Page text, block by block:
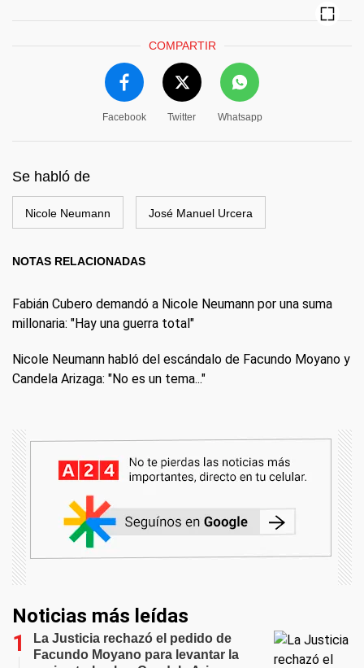
COMPARTIR
Facebook Twitter Whatsapp
Se habló de
Nicole Neumann José Manuel Urcera
NOTAS RELACIONADAS
Fabián Cubero demandó a Nicole Neumann por una suma
millonaria: "Hay una guerra total"
Nicole Neumann habló del escándalo de Facundo Moyano y
Candela Arizaga: "No es un tema..."
Noticias más leídas
La Justicia rechazó el pedido de
Facundo Moyano para levantar la